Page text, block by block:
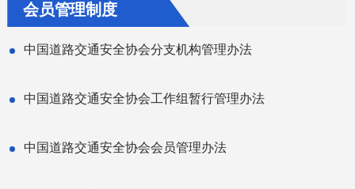
会员管理制度
中国道路交通安全协会分支机构管理办法
中国道路交通安全协会工作组暂行管理办法
中国道路交通安全协会会员管理办法